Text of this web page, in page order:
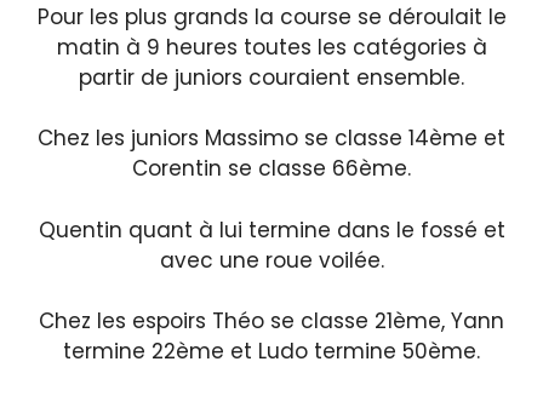
Pour les plus grands la course se déroulait le
matin à 9 heures toutes les catégories à
partir de juniors couraient ensemble.
Chez les juniors Massimo se classe 14ème et
Corentin se classe 66ème.
Quentin quant à lui termine dans le fossé et
avec une roue voilée.
Chez les espoirs Théo se classe 21ème, Yann
termine 22ème et Ludo termine 50ème.